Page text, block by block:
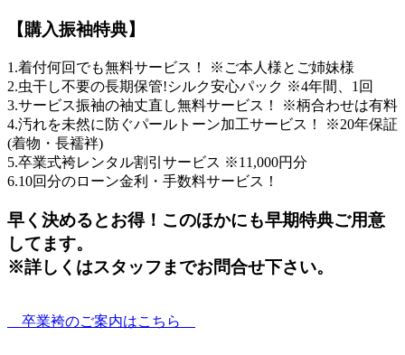
【購入振袖特典】
1.着付何回でも無料サービス！ ※ご本人様とご姉妹様
2.虫干し不要の長期保管!シルク安心パック ※4年間、1回
3.サービス振袖の袖丈直し無料サービス！ ※柄合わせは有料
4.汚れを未然に防ぐパールトーン加工サービス！ ※20年保証
(着物・長襦袢)
5.卒業式袴レンタル割引サービス ※11,000円分
6.10回分のローン金利・手数料サービス！
早く決めるとお得！このほかにも早期特典ご用意
してます。
※詳しくはスタッフまでお問合せ下さい。
卒業袴のご案内はこちら